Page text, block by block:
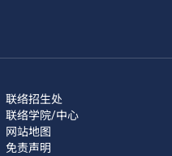
联络招生处
联络学院/中心
网站地图
免责声明